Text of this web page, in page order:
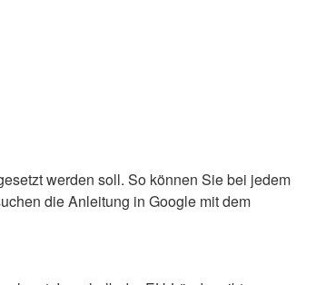
werden soll. So können Sie bei jedem
die Anleitung in Google mit dem